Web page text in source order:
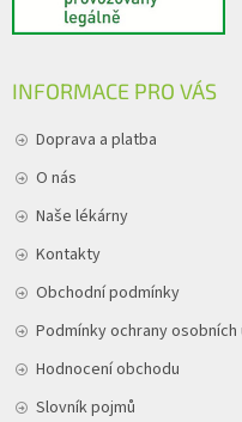
INFORMACE PRO VÁS
Doprava a platba
O nás
Naše lékárny
Kontakty
Obchodní podmínky
Podmínky ochrany osobních
Hodnocení obchodu
Slovník pojmů